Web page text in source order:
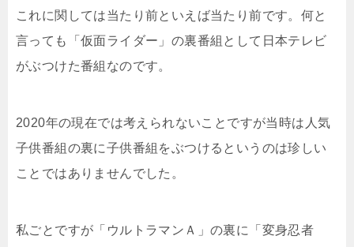
これに関しては当たり前といえば当たり前です。何と
言っても「仮面ライダー」の裏番組として日本テレビ
がぶつけた番組なのです。
2020年の現在では考えられないことですが当時は人気
子供番組の裏に子供番組をぶつけるというのは珍しい
ことではありませんでした。
私ごとですが「ウルトラマンＡ」の裏に「変身忍者